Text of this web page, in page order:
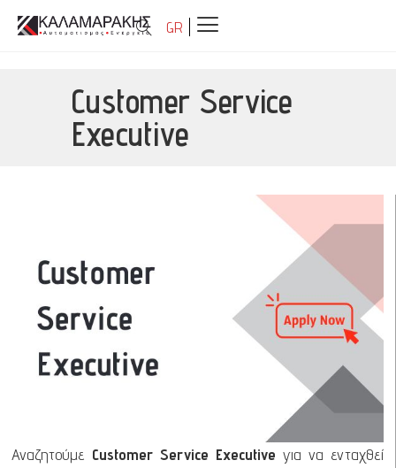
GR
Customer Service
Executive
Αναζητούμε Customer Service Executive για να ενταχθεί